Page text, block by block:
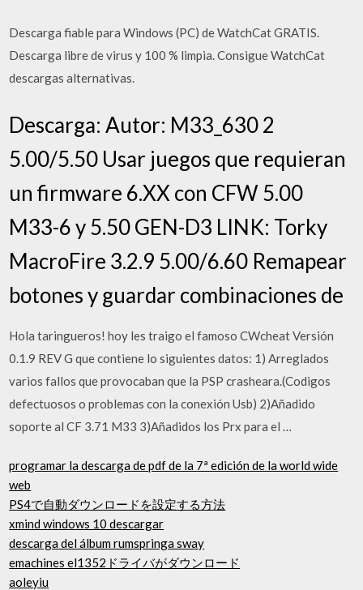
Descarga fiable para Windows (PC) de WatchCat GRATIS.
Descarga libre de virus y 100 % limpia. Consigue WatchCat
descargas alternativas.
Descarga: Autor: M33_630 2
5.00/5.50 Usar juegos que requieran
un firmware 6.XX con CFW 5.00
M33-6 y 5.50 GEN-D3 LINK: Torky
MacroFire 3.2.9 5.00/6.60 Remapear
botones y guardar combinaciones de
Hola taringueros! hoy les traigo el famoso CWcheat Versión
0.1.9 REV G que contiene lo siguientes datos: 1) Arreglados
varios fallos que provocaban que la PSP crasheara.(Codigos
defectuosos o problemas con la conexión Usb) 2)Añadido
soporte al CF 3.71 M33 3)Añadidos los Prx para el …
programar la descarga de pdf de la 7ª edición de la world wide
web
PS4で自動ダウンロードを設定する方法
xmind windows 10 descargar
descarga del álbum rumspringa sway
emachines el1352ドライバがダウンロード
aoleyiu